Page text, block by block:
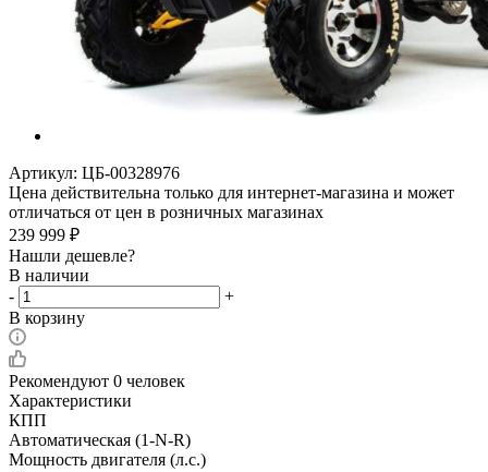
Артикул: ЦБ-00328976
Цена действительна только для интернет-магазина и может
отличаться от цен в розничных магазинах
239 999 ₽
Нашли дешевле?
В наличии
-
+
В корзину
Рекомендуют 0 человек
Характеристики
КПП
Автоматическая (1-N-R)
Мощность двигателя (л.с.)